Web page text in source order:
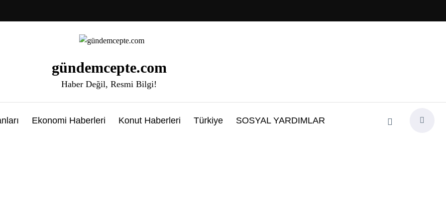
gündemcepte.com
Haber Değil, Resmi Bilgi!
Ekonomi Haberleri Konut Haberleri Türkiye SOSYAL YARDIMLAR